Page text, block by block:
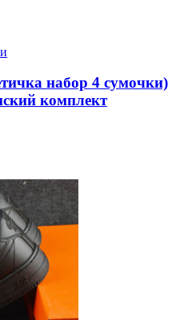
набор 4 сумочки)
комплект